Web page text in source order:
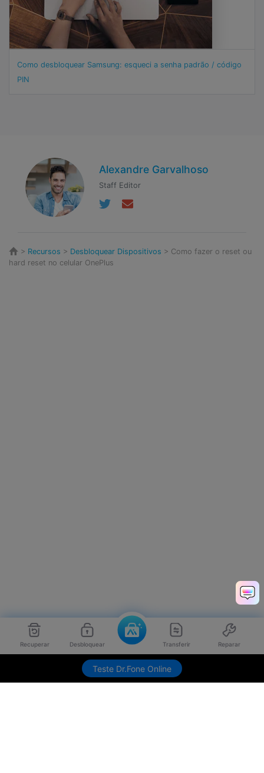
Recuperar Desbloquear Transferir Reparar
Teste Dr.Fone Online
Como desbloquear Samsung: esqueci a senha padrão / código
PIN
Alexandre Garvalhoso
Staff Editor
> Recursos > Desbloquear Dispositivos > Como fazer o reset ou
hard reset no celular OnePlus